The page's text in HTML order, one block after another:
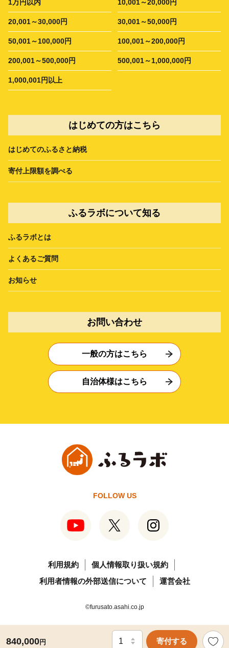
840,000円 寄付する
1万円以内 10,001～20,000円
20,001～30,000円 30,001～50,000円
50,001～100,000円 100,001～200,000円
200,001～500,000円 500,001～1,000,000円
1,000,001円以上
はじめての方はこちら
はじめてのふるさと納税
寄付上限額を調べる
ふるラボについて知る
ふるラボとは
よくあるご質問
お知らせ
お問い合わせ
一般の方はこちら
自治体様はこちら
FOLLOW US
利用規約
個人情報取り扱い規約
利用者情報の外部送信について
運営会社
©furusato.asahi.co.jp